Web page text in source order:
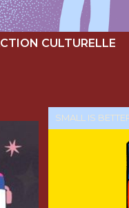
CULTURELLE
SMALL IS